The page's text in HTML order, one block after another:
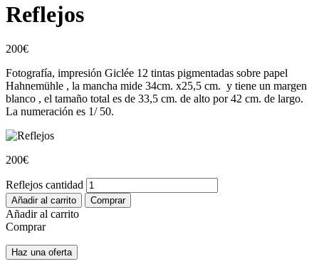
Reflejos
200€
Fotografía, impresión Giclée 12 tintas pigmentadas sobre papel
Hahnemühle , la mancha mide 34cm. x25,5 cm. y tiene un margen
blanco , el tamaño total es de 33,5 cm. de alto por 42 cm. de largo.
La numeración es 1/ 50.
200€
Reflejos cantidad
Añadir al carrito Comprar
Añadir al carrito
Comprar
Haz una oferta